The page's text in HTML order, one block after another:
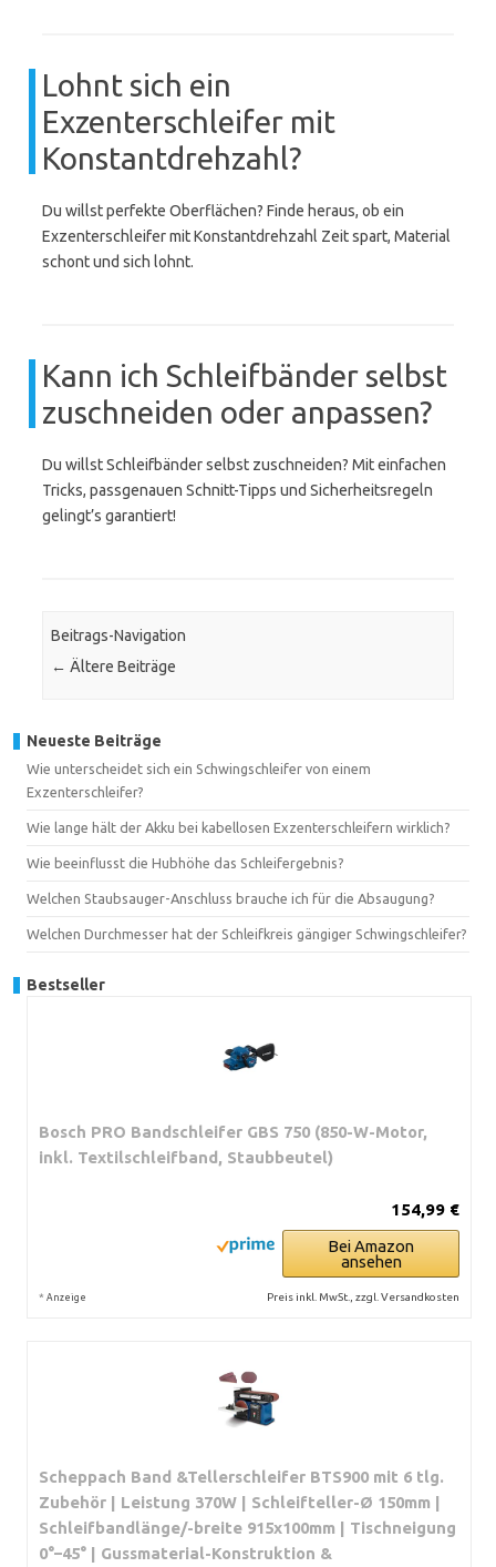
Lohnt sich ein
Exzenterschleifer mit
Konstantdrehzahl?
Du willst perfekte Oberflächen? Finde heraus, ob ein
Exzenterschleifer mit Konstantdrehzahl Zeit spart, Material
schont und sich lohnt.
Kann ich Schleifbänder selbst
zuschneiden oder anpassen?
Du willst Schleifbänder selbst zuschneiden? Mit einfachen
Tricks, passgenauen Schnitt-Tipps und Sicherheitsregeln
gelingt’s garantiert!
Beitrags-Navigation
← Ältere Beiträge
Neueste Beiträge
Wie unterscheidet sich ein Schwingschleifer von einem
Exzenterschleifer?
Wie lange hält der Akku bei kabellosen Exzenterschleifern wirklich?
Wie beeinflusst die Hubhöhe das Schleifergebnis?
Welchen Staubsauger-Anschluss brauche ich für die Absaugung?
Welchen Durchmesser hat der Schleifkreis gängiger Schwingschleifer?
Bestseller
Bosch PRO Bandschleifer GBS 750 (850-W-Motor,
inkl. Textilschleifband, Staubbeutel)
154,99 €
Bei Amazon
ansehen
* Anzeige Preis inkl. MwSt., zzgl. Versandkosten
Scheppach Band &Tellerschleifer BTS900 mit 6 tlg.
Zubehör | Leistung 370W | Schleifteller-Ø 150mm |
Schleifbandlänge/-breite 915x100mm | Tischneigung
0°–45° | Gussmaterial-Konstruktion &